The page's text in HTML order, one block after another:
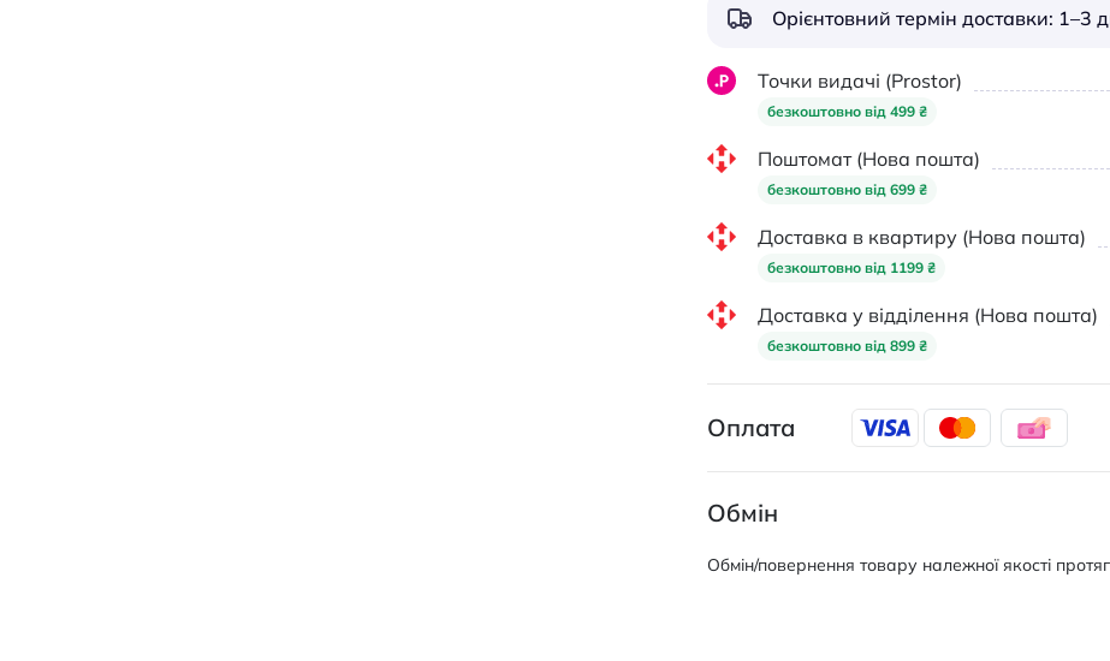
Орієнтовний термін доставки: 1–3
Точки видачі (Prostor)
безкоштовно від 499 ₴
Поштомат (Нова пошта)
безкоштовно від 699 ₴
Доставка в квартиру (Нова пошта)
безкоштовно від 1199 ₴
Доставка у відділення (Нова пошта)
безкоштовно від 899 ₴
Оплата
Обмін
Обмін/повернення товару належної якості